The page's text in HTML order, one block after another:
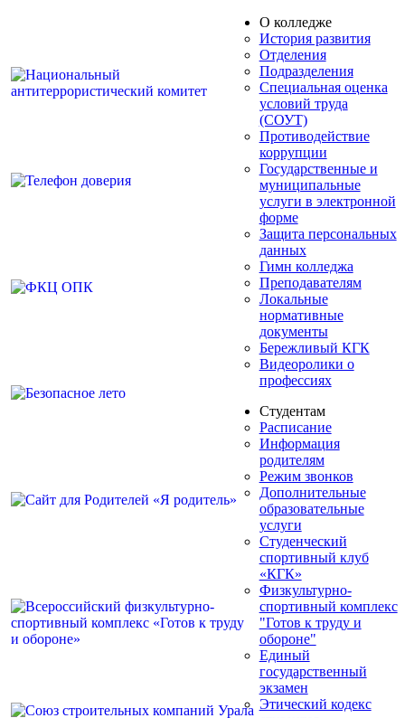
О колледже
История развития
Отделения
Подразделения
Специальная оценка
условий труда
(СОУТ)
Противодействие
коррупции
Государственные и
муниципальные
услуги в электронной
форме
Защита персональных
данных
Гимн колледжа
Преподавателям
Локальные
нормативные
документы
Бережливый КГК
Видеоролики о
профессиях
Студентам
Расписание
Информация
родителям
Режим звонков
Дополнительные
образовательные
услуги
Студенческий
спортивный клуб
«КГК»
Физкультурно-
спортивный комплекс
"Готов к труду и
обороне"
Единый
государственный
экзамен
Этический кодекс